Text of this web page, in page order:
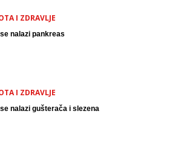
I ZDRAVLJE
nalazi pankreas
I ZDRAVLJE
nalazi gušterača i slezena